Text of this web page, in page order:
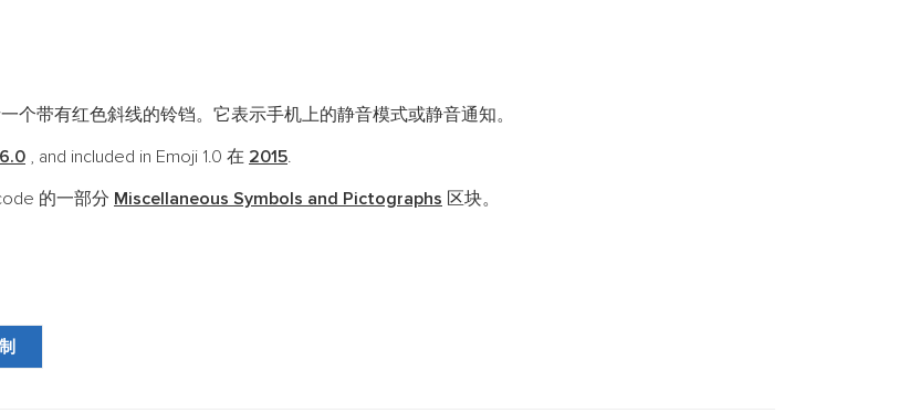
带有红色斜线的铃铛。它表示手机上的静音模式或静音通知。
, and included in Emoji 1.0 在 2015.
的一部分 Miscellaneous Symbols and Pictographs 区块。